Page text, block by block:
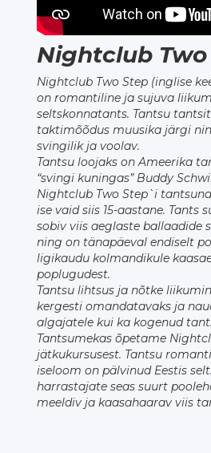
Nightclub
Nightclub Two Step (inglise
on romantiline ja sujuva
seltskonnatants. Tantsu
taktimõõdus muusika järgi
svingilik ja voolav.
Tantsu loojaks on Ameerika
“svingi kuningas” Buddy
Nightclub Two Step`i
ise vaid siis 15-aastane. Tants
sobiv viis aeglaste ballaadide
ning on tänapäeval endiselt
ligikaudu kolmandikule
poplugudest.
Tantsu lihtsus ja nõtke
kergesti omandatavaks ja
algajatele kui ka kogenud
Tantsumekas õpetame
jätkukursusest. Tantsu
iseloom on pälvinud Eestis
harrastajate seas suurt
meeldiv ja kaasahaarav viis